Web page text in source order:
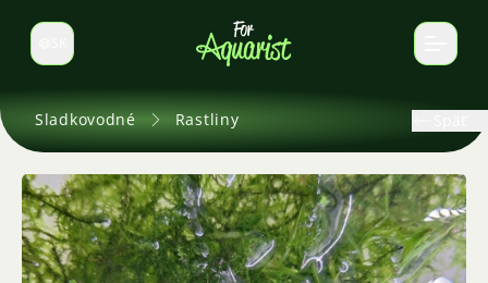
Prepnúť jazyk
Sladkovodné Rastliny